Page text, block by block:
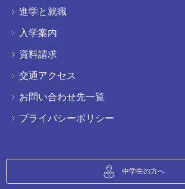
進学と就職
入学案内
資料請求
交通アクセス
お問い合わせ先一覧
プライバシーポリシー
中学生の方へ